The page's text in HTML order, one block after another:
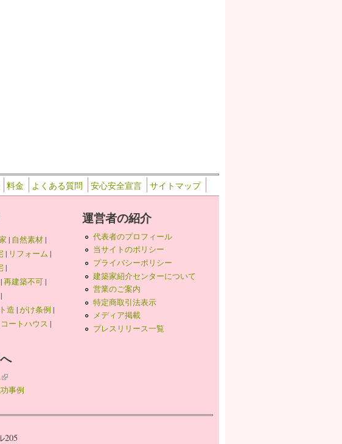
料金 よくある質問 安心安全宣言 サイトマップ
| 自然素材|
| リフォーム |
|
|再建築不可|
|
造 |がけ条例 |
コートハウス |
(link is external)
事例
運営者の紹介
代表者のプロフィール
当サイトのポリシー
プライバシーポリシー
建築家紹介センターについて
営業のご案内
特定商取引法表示
メディア掲載
プレスリリース一覧
205